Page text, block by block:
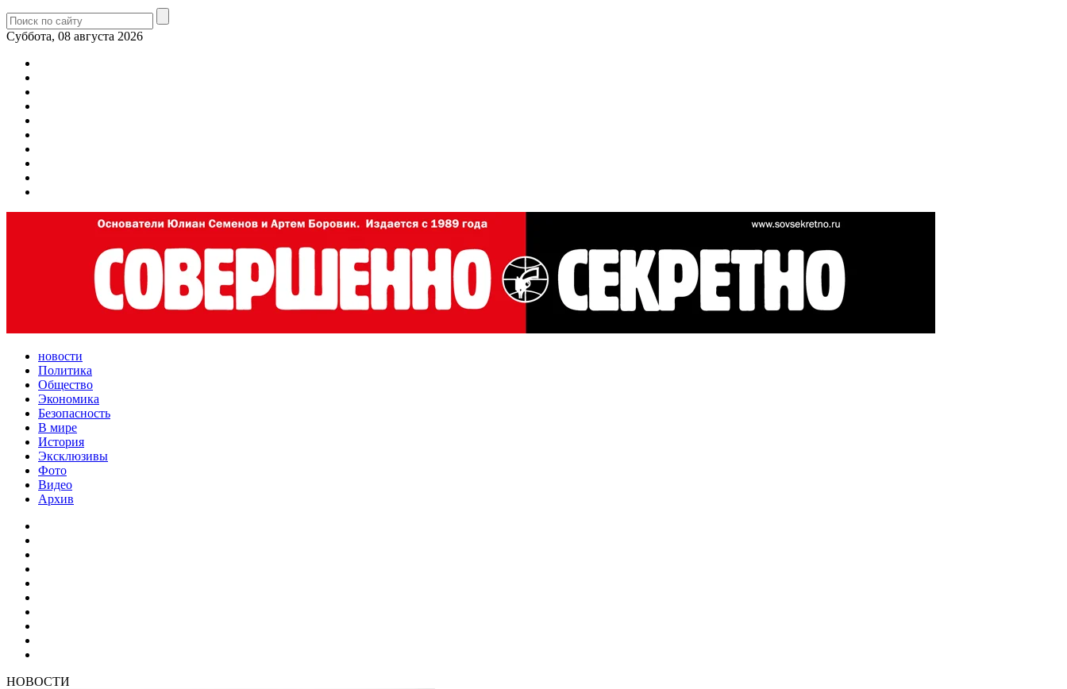
Суббота, 08 августа 2026
новости
Политика
Общество
Экономика
Безопасность
В мире
История
Эксклюзивы
Фото
Видео
Архив
НОВОСТИ